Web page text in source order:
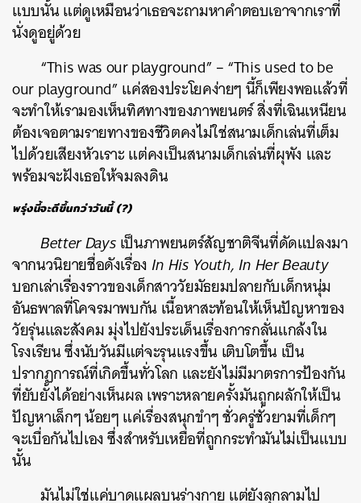
แบบนั้น แต่ดูเหมือนว่าเธอจะถามหาคำตอบเอาจากเราที่
นั่งดูอยู่ด้วย
“This was our playground” – “This used to be
our playground” แค่สองประโยคง่ายๆ นี้ก็เพียงพอแล้วที่
จะทำให้เรามองเห็นทิศทางของภาพยนตร์ สิ่งที่เฉินเหนียน
ต้องเจอตามรายทางของชีวิตคงไม่ใช่สนามเด็กเล่นที่เต็ม
ไปด้วยเสียงหัวเราะ แต่คงเป็นสนามเด็กเล่นที่ผุพัง และ
พร้อมจะฝังเธอให้จมลงดิน
พรุ่งนี้จะดีขึ้นกว่าวันนี้ (?)
Better Daysเป็นภาพยนตร์สัญชาติจีนที่ดัดแปลงมา
จากนวนิยายชื่อดังเรื่อง In His Youth, In Her Beauty
บอกเล่าเรื่องราวของเด็กสาววัยมัธยมปลายกับเด็กหนุ่ม
อันธพาลที่โคจรมาพบกัน เนื้อหาสะท้อนให้เห็นปัญหาของ
วัยรุ่นและสังคม มุ่งไปยังประเด็นเรื่องการกลั่นแกล้งใน
โรงเรียนซึ่งนับวันมีแต่จะรุนแรงขึ้น เติบโตขึ้น เป็น
ปรากฏการณ์ที่เกิดขึ้นทั่วโลก และยังไม่มีมาตรการป้องกัน
ที่ยับยั้งได้อย่างเห็นผล เพราะหลายครั้งมันถูกผลักให้เป็น
ปัญหาเล็กๆ น้อยๆ แค่เรื่องสนุกขำๆ ชั่วครู่ชั่วยามที่เด็กๆ
จะเบื่อกันไปเอง ซึ่งสำหรับเหยื่อที่ถูกกระทำมันไม่เป็นแบบ
นั้น
มันไม่ใช่แค่บาดแผลบนร่างกาย แต่ยังลุกลามไป